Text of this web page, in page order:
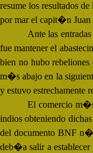
resume los resultados
por mar el capit�n Juan
Ante las
fue mantener el
bien no hubo
m�s abajo en la
y estuvo estrechamente
El comercio
indios obteniendo
del documentoBNF
deb�a salir a